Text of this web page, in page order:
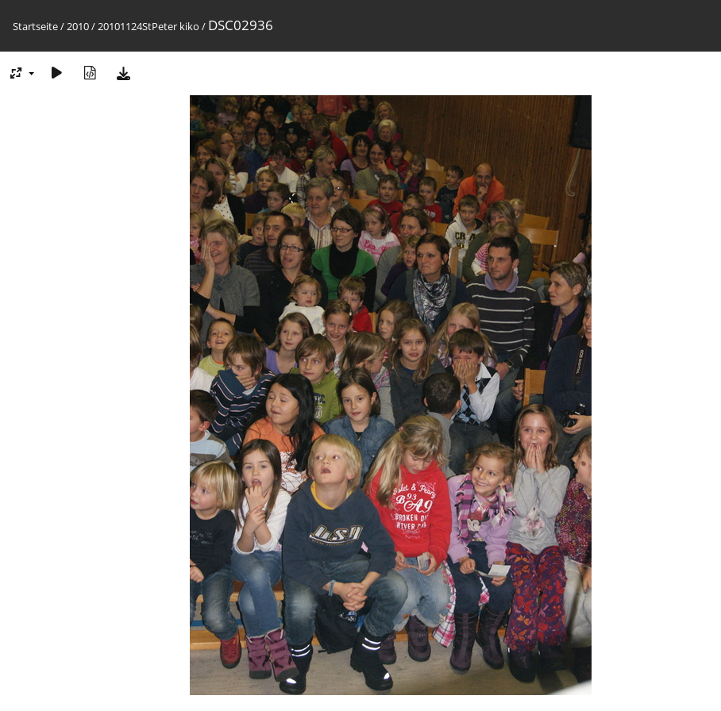
Startseite/2010/20101124StPeter kiko / DSC02936